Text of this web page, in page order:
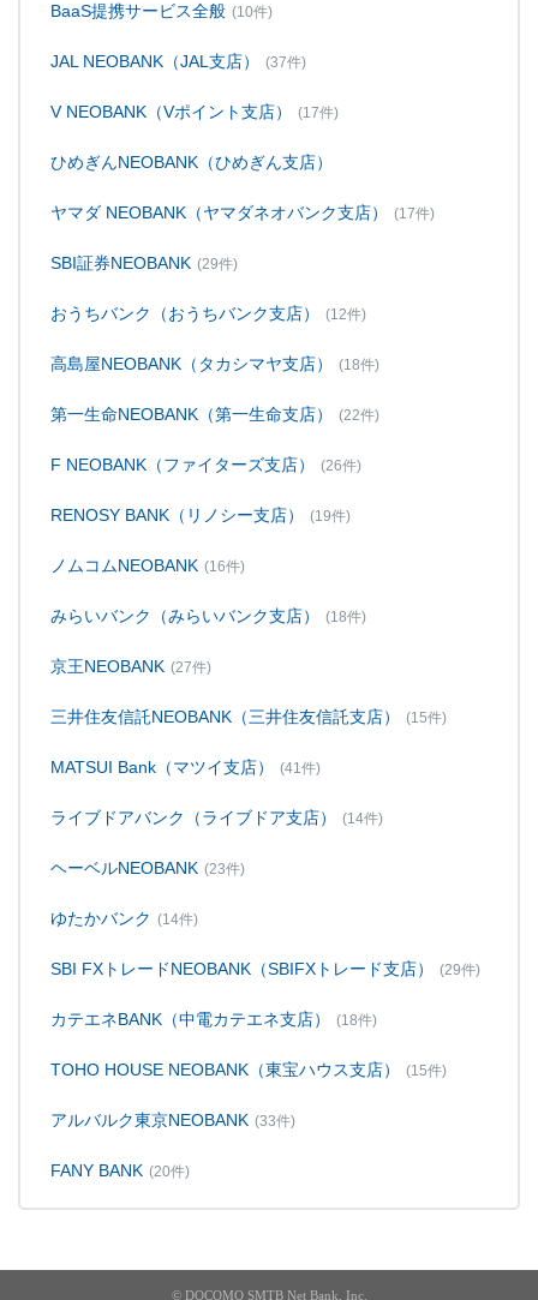
BaaS提携サービス全般 (10件)
JAL NEOBANK（JAL支店） (37件)
V NEOBANK（Vポイント支店） (17件)
ひめぎんNEOBANK（ひめぎん支店）
ヤマダ NEOBANK（ヤマダネオバンク支店） (17件)
SBI証券NEOBANK (29件)
おうちバンク（おうちバンク支店） (12件)
高島屋NEOBANK（タカシマヤ支店） (18件)
第一生命NEOBANK（第一生命支店） (22件)
F NEOBANK（ファイターズ支店） (26件)
RENOSY BANK（リノシー支店） (19件)
ノムコムNEOBANK (16件)
みらいバンク（みらいバンク支店） (18件)
京王NEOBANK (27件)
三井住友信託NEOBANK（三井住友信託支店） (15件)
MATSUI Bank（マツイ支店） (41件)
ライブドアバンク（ライブドア支店） (14件)
ヘーベルNEOBANK (23件)
ゆたかバンク (14件)
SBI FXトレードNEOBANK（SBIFXトレード支店） (29件)
カテエネBANK（中電カテエネ支店） (18件)
TOHO HOUSE NEOBANK（東宝ハウス支店） (15件)
アルバルク東京NEOBANK (33件)
FANY BANK (20件)
© DOCOMO SMTB Net Bank, Inc.